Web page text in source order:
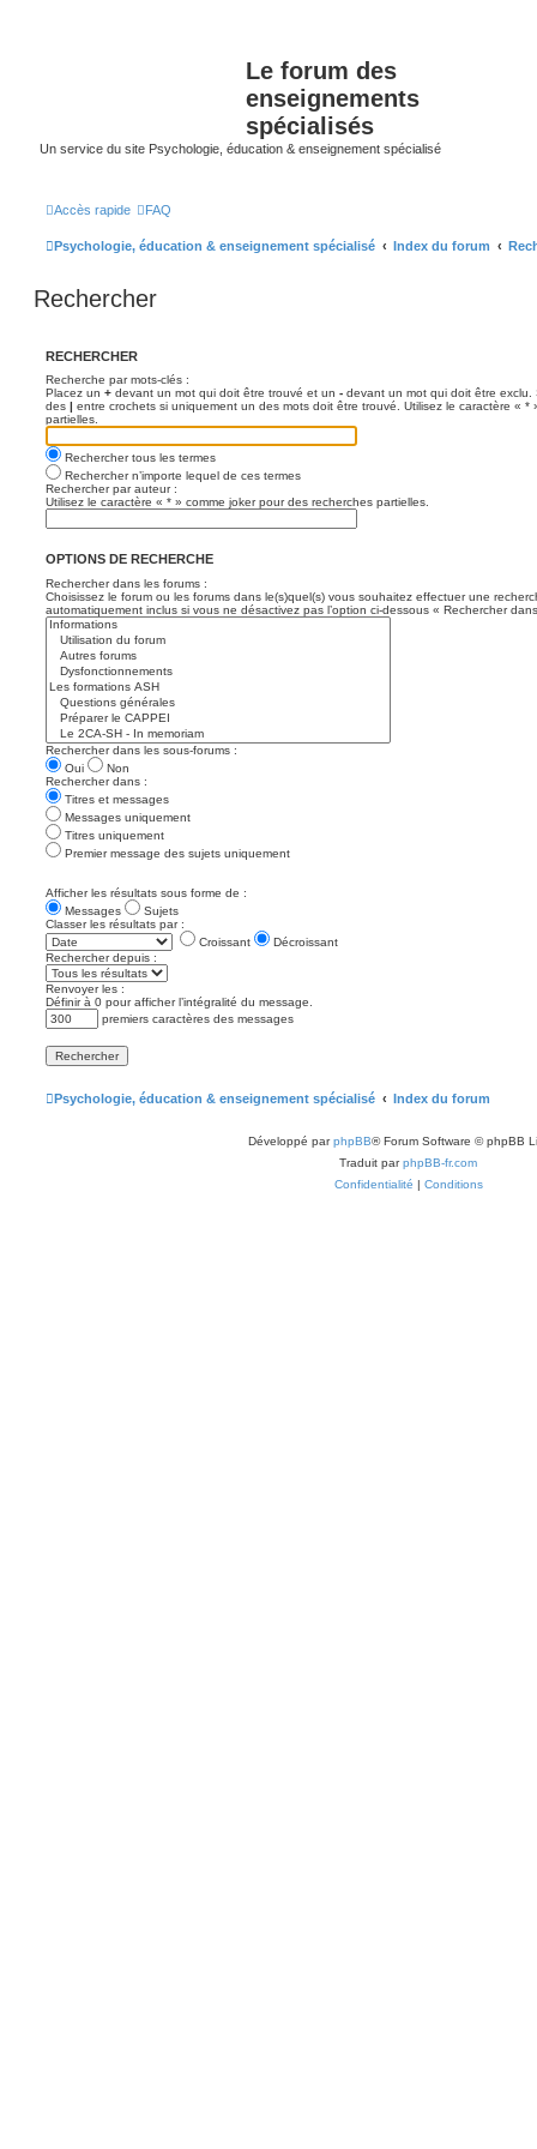
Le forum des
enseignements
spécialisés
Un service du site Psychologie, éducation & enseignement spécialisé
Accès rapide FAQ
Psychologie, éducation & enseignement spécialisé Index du forum
Rechercher
RECHERCHER
Recherche par mots-clés :
Placez un + devant un mot qui doit être trouvé et un - devant un mot qui doit être
des | entre crochets si uniquement un des mots doit être trouvé. Utilisez le caractère « *
partielles.
Rechercher tous les termes
Rechercher n’importe lequel de ces termes
Rechercher par auteur :
Utilisez le caractère « * » comme joker pour des recherches partielles.
OPTIONS DE RECHERCHE
Rechercher dans les forums :
Choisissez le forum ou les forums dans le(s)quel(s) vous souhaitez effectuer une
automatiquement inclus si vous ne désactivez pas l’option ci-dessous « Rechercher
Rechercher dans les sous-forums :
Oui
Non
Rechercher dans :
Titres et messages
Messages uniquement
Titres uniquement
Premier message des sujets uniquement
Afficher les résultats sous forme de :
Messages
Sujets
Classer les résultats par :
Croissant
Décroissant
Rechercher depuis :
Renvoyer les :
Définir à 0 pour afficher l’intégralité du message.
premiers caractères des messages
Psychologie, éducation & enseignement spécialisé Index du forum
Développé parphpBB® Forum Software © phpBB
Traduit parphpBB-fr.com
Confidentialité | Conditions